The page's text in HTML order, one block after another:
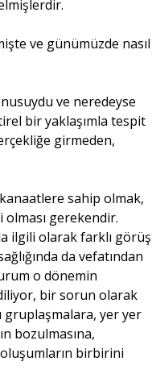
ve günümüzde nasıl
ve neredeyse
bir yaklaşımla tespit
girmeden,
sahip olmak,
gerekendir.
ilgili olarak farklı görüş
da vefatından
o dönemin
bir sorun olarak
gruplaşmalara, yer yer
bozulmasına,
birbirini